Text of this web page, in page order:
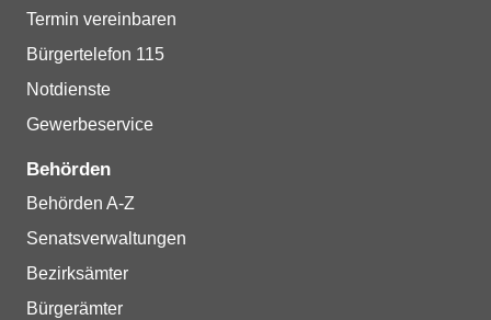
Termin vereinbaren
Bürgertelefon 115
Notdienste
Gewerbeservice
Behörden
Behörden A-Z
Senatsverwaltungen
Bezirksämter
Bürgerämter